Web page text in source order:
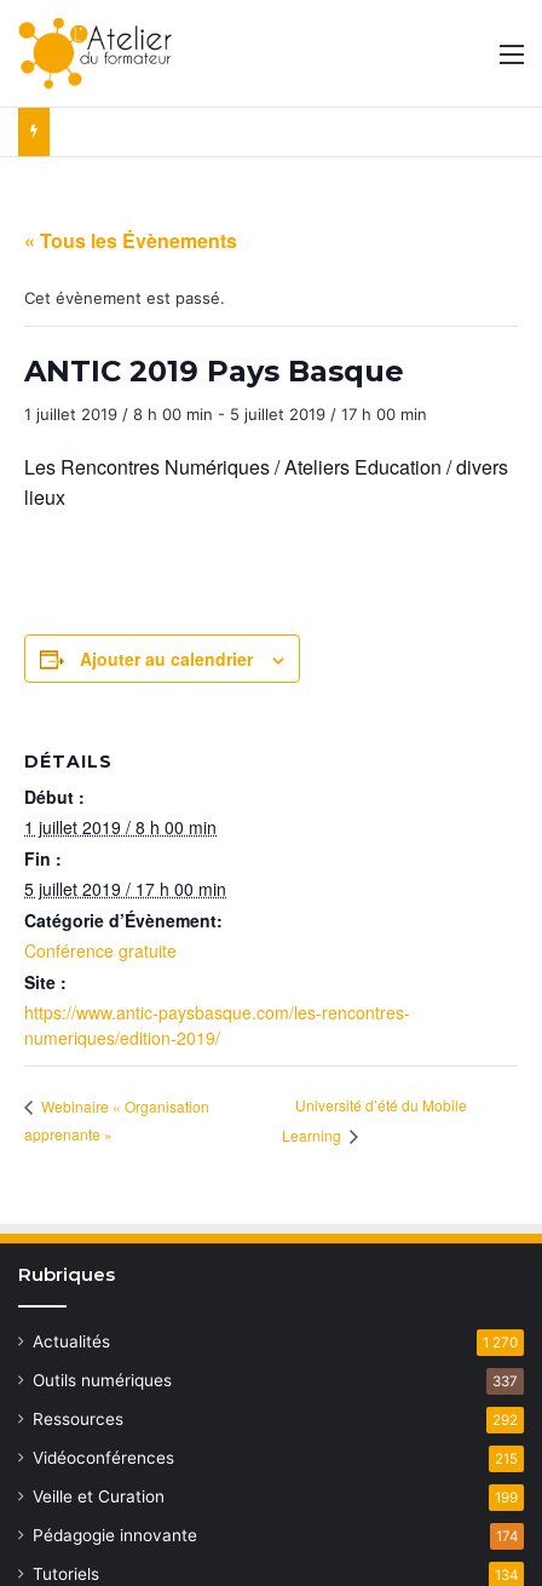
« Tous les Évènements
Cet évènement est passé.
ANTIC 2019 Pays Basque
1 juillet 2019 / 8 h 00 min - 5 juillet 2019 / 17 h 00 min
Les Rencontres Numériques / Ateliers Education / divers
lieux
Ajouter au calendrier
DÉTAILS
Début :
1 juillet 2019 / 8 h 00 min
Fin :
5 juillet 2019 / 17 h 00 min
Catégorie d’Évènement:
Conférence gratuite
Site :
https://www.antic-paysbasque.com/les-rencontres-
numeriques/edition-2019/
Webinaire « Organisation
apprenante »
Université d’été du Mobile
Learning
Rubriques
Actualités 1 270
Outils numériques 337
Ressources 292
Vidéoconférences 215
Veille et Curation 199
Pédagogie innovante 174
Tutoriels 134